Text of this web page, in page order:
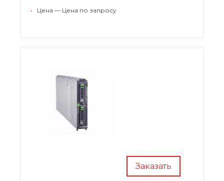
• Цена — Цена по запросу
Заказать